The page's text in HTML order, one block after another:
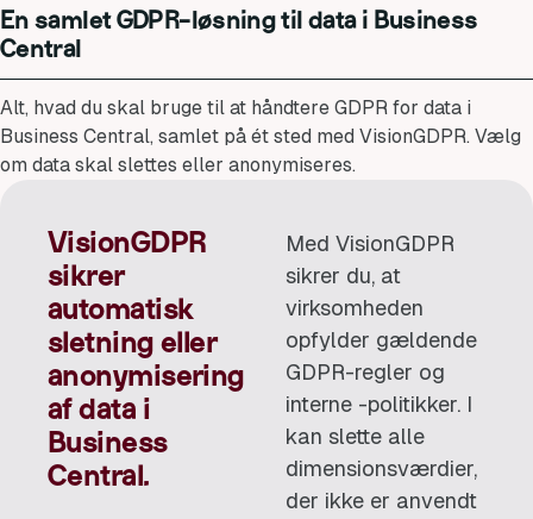
En samlet GDPR-løsning til data i Business
Central
Alt, hvad du skal bruge til at håndtere GDPR for data i
Business Central, samlet på ét sted med VisionGDPR. Vælg
om data skal slettes eller anonymiseres.
VisionGDPR
sikrer
automatisk
sletning eller
anonymisering
af data i
Business
Central.
Med VisionGDPR
sikrer du, at
virksomheden
opfylder gældende
GDPR-regler og
interne -politikker. I
kan slette alle
dimensionsværdier,
der ikke er anvendt